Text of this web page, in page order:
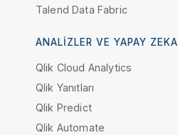
Talend Data Fabric
ANALIZLER VE YAPAY ZEKA
Qlik Cloud Analytics
Qlik Yanıtları
Qlik Predict
Qlik Automate